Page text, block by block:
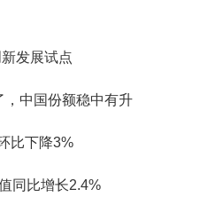
发展试点
，中国份额稳中有升
比下降3%
同比增长2.4%